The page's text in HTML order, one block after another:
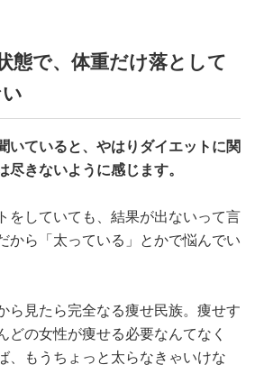
態で、体重だけ落として
ていると、やはりダイエットに関
尽きないように感じます。
をしていても、結果が出ないって言
から「太っている」とかで悩んでい
ら見たら完全なる痩せ民族。痩せす
どの女性が痩せる必要なんてなく
、もうちょっと太らなきゃいけな